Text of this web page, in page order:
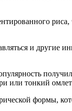
и другие
тонкий
формы,